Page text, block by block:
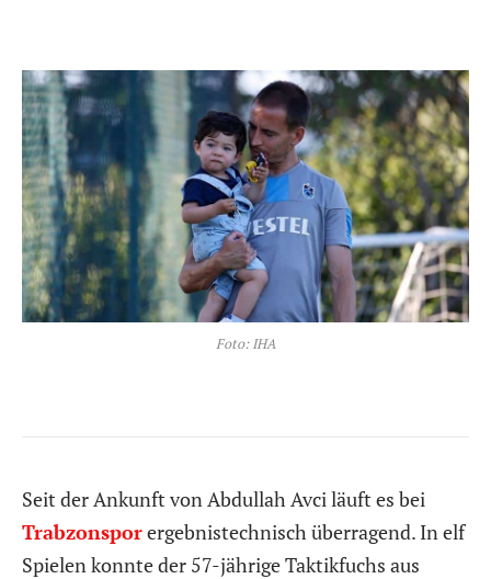
Foto: IHA
Seit der Ankunft von Abdullah Avci läuft es bei
Trabzonsporergebnistechnisch überragend. In elf
Spielen konnte der 57-jährige Taktikfuchs aus